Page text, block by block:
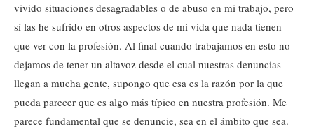
vivido situaciones desagradables o de abuso en mi trabajo, pero
sí las he sufrido en otros aspectos de mi vida que nada tienen
que ver con la profesión. Al final cuando trabajamos en esto no
dejamos de tener un altavoz desde el cual nuestras denuncias
llegan a mucha gente, supongo que esa es la razón por la que
pueda parecer que es algo más típico en nuestra profesión. Me
parece fundamental que se denuncie, sea en el ámbito que sea.